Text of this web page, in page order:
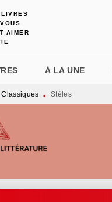
AIMER
À LA UNE
Classiques • Stèles